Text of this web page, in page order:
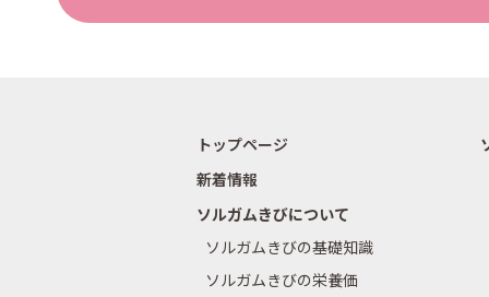
トップページ
新着情報
ソルガムきびについて
ソルガムきびの基礎知識
ソルガムきびの栄養価